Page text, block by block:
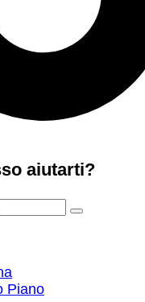
aiutarti?
Piano